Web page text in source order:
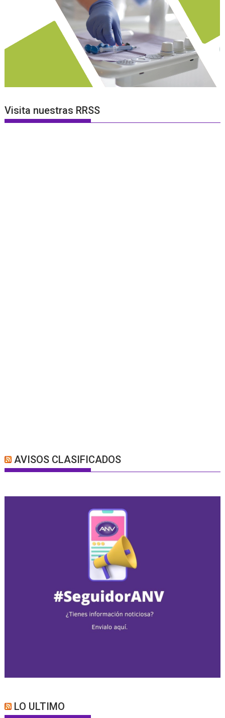
Visita nuestras RRSS
AVISOS CLASIFICADOS
LO ULTIMO